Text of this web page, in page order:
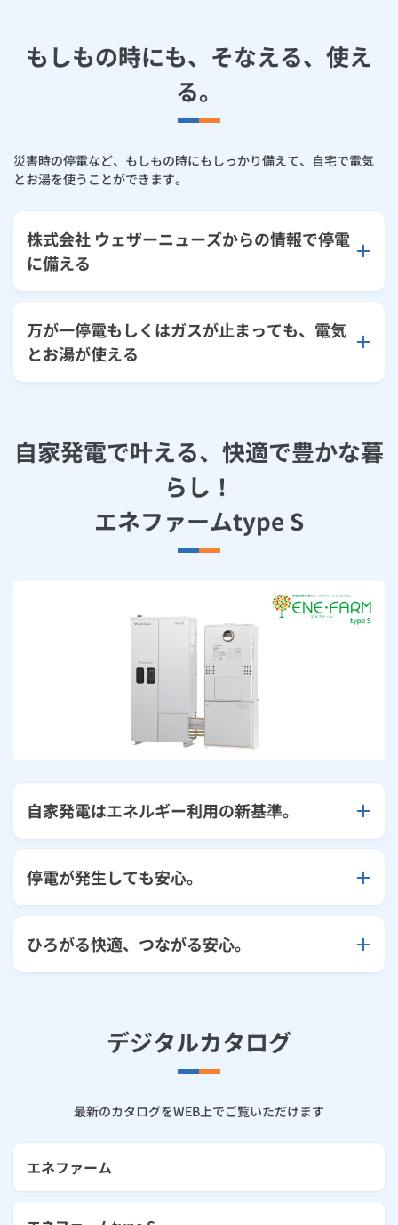
もしもの時にも、そなえる、使え
る。
災害時の停電など、もしもの時にもしっかり備えて、自宅で電気
とお湯を使うことができます。
株式会社 ウェザーニューズからの情報で停電
に備える
万が一停電もしくはガスが止まっても、電気
とお湯が使える
自家発電で叶える、快適で豊かな暮
らし！
エネファームtype S
自家発電はエネルギー利用の新基準。
停電が発生しても安心。
ひろがる快適、つながる安心。
デジタルカタログ
最新のカタログをWEB上でご覧いただけます
エネファーム